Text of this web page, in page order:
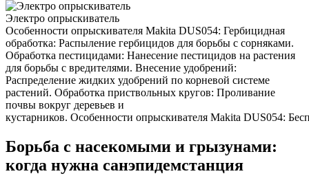
Электро опрыскиватель
Особенности опрыскивателя Makita DUS054: Гербицидная
обработка: Распыление гербицидов для борьбы с сорняками.
Обработка пестицидами: Нанесение пестицидов на растения
для борьбы с вредителями. Внесение удобрений:
Распределение жидких удобрений по корневой системе
растений. Обработка приствольных кругов: Проливание
почвы вокруг деревьев и
кустарников. Особенности опрыскивателя Makita DUS054:
Борьба с насекомыми и грызунами:
когда нужна санэпидемстанция